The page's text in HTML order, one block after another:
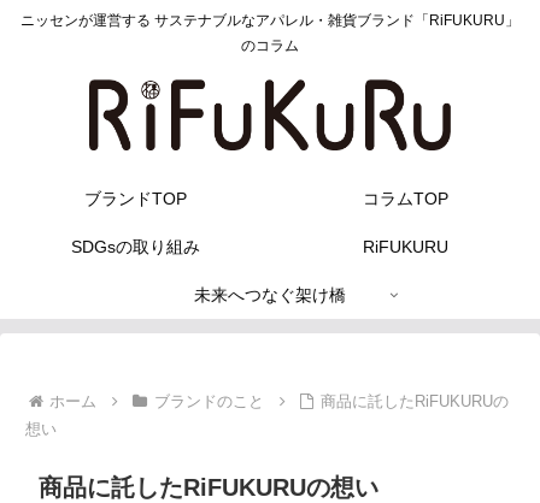
ニッセンが運営する サステナブルなアパレル・雑貨ブランド「RiFUKURU」
のコラム
ブランドTOP コラムTOP
SDGsの取り組み RiFUKURU
未来へつなぐ架け橋
ホーム ブランドのこと
商品に託したRiFUKURUの
想い
商品に託したRiFUKURUの想い